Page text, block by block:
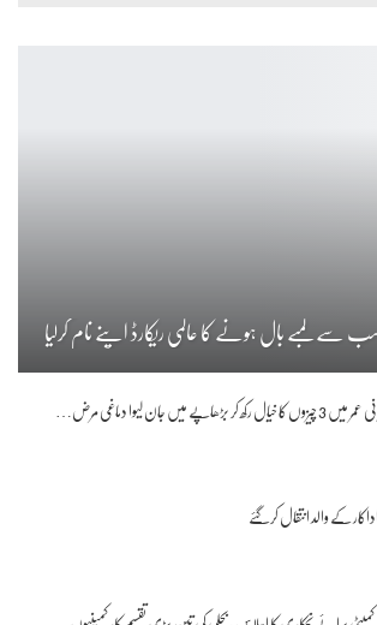
سے لمبے بال ہونے کا عالمی ریکارڈ اپنے نام کرلیا
خیال رکھ کر بڑھاپے میں جان لیوا دماغی مرض…
اداکار کے والد انتقال کرگئے